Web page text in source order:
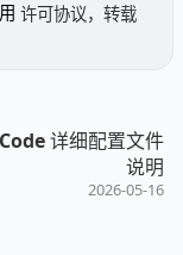
许可协议，转载
详细配置文件
说明
2026-05-16